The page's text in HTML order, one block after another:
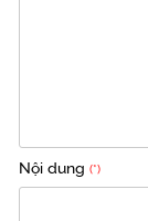
Nội dung (*)